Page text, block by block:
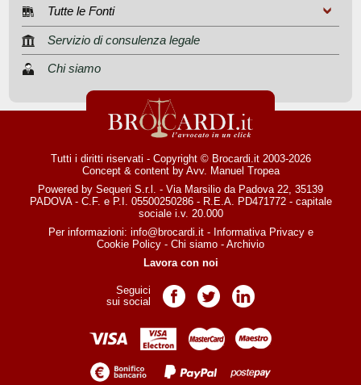
Tutte le Fonti
Servizio di consulenza legale
Chi siamo
Tutti i diritti riservati - Copyright © Brocardi.it 2003-2026
Concept & content by Avv. Manuel Tropea
Powered by Sequeri S.r.l. - Via Marsilio da Padova 22, 35139
PADOVA - C.F. e P.I. 05500250286 - R.E.A. PD471772 - capitale
sociale i.v. 20.000
Per informazioni: info@brocardi.it- Informativa Privacye
Cookie Policy - Chi siamo - Archivio
Lavora con noi
Seguici
sui social
Pagina Facebook
Pagina TwitterPagina LinkedIn